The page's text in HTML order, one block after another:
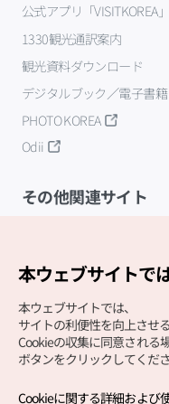
公式アプリ「VISITKOREA」
1330観光通訳案内
観光資料ダウンロード
デジタルブック／電子書籍
PHOTO KOREA
Odii
その他関連サイト
本ウェブサイトで
本ウェブサイトでは、
サイトの利便性を向上させ
Cookieの収集に同意される
ボタンをクリックしてくださ
Cookieに関する詳細および